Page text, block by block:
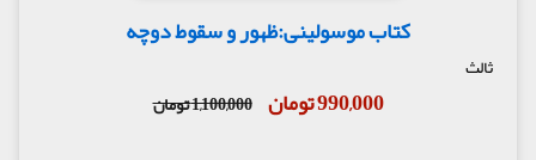
کتاب موسولینی:ظهور و سقوط دوچه
ثالث
990,000 تومان 1,100,000 تومان